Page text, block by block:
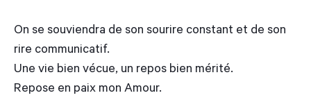
On se souviendra de son sourire constant et de son
rire communicatif.
Une vie bien vécue, un repos bien mérité.
Repose en paix mon Amour.